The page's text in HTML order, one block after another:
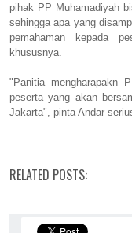
pihak PP Muhamadiyah
sehingga apa yang
pemahaman kepada
khususnya.
"Panitia mengharapakn
peserta yang akan
Jakarta", pinta Andar
RELATED POSTS: